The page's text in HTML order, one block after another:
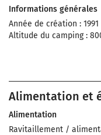
Informations générales
Année de création : 1991
Altitude du camping :
Alimentation et
Alimentation
Ravitaillement /